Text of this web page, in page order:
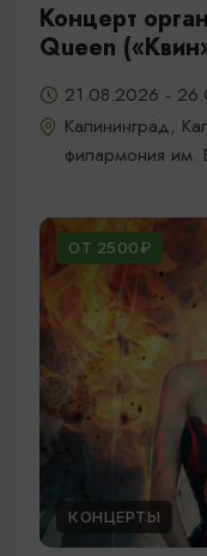
Концерт
Queen
21.08.2026 -
Калининград,
филармония им.
ОТ 2500₽
КОНЦЕРТЫ